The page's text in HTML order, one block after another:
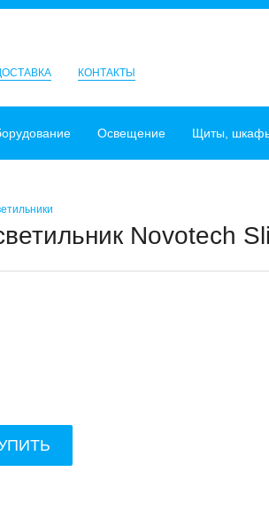
КОНТАКТЫ
Освещение Щиты,
Novotech